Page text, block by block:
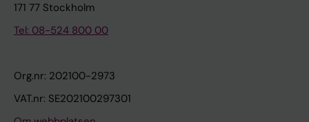
171 77 Stockholm
Tel: 08-524 800 00
Org.nr: 202100-2973
VAT.nr: SE202100297301